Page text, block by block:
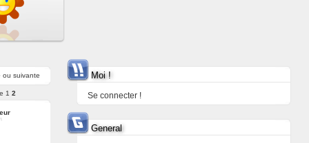
ou suivante
1 2
Moi !
Se connecter !
General